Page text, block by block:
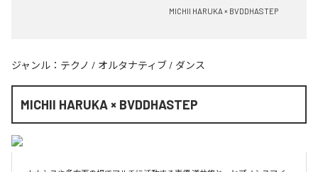
MICHII HARUKA × BVDDHASTEP
ジャンル： テクノ / オルタナティブ / ダンス
MICHII HARUKA × BVDDHASTEP